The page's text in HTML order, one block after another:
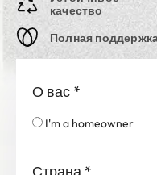
Полная поддержка